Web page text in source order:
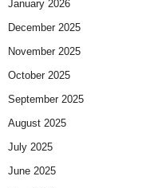
January 2026
December 2025
November 2025
October 2025
September 2025
August 2025
July 2025
June 2025